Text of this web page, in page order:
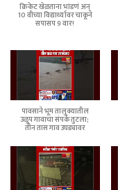
क्रिकेट खेळताना भांडणं अन्
10 वीच्या विद्यार्थ्यावर चाकूने
सपासप 9 वार!
पावसाने भूम तालुक्यातील
उळूप गावाचा संपर्क तुटला;
तीन तास गाव उघड्यावर